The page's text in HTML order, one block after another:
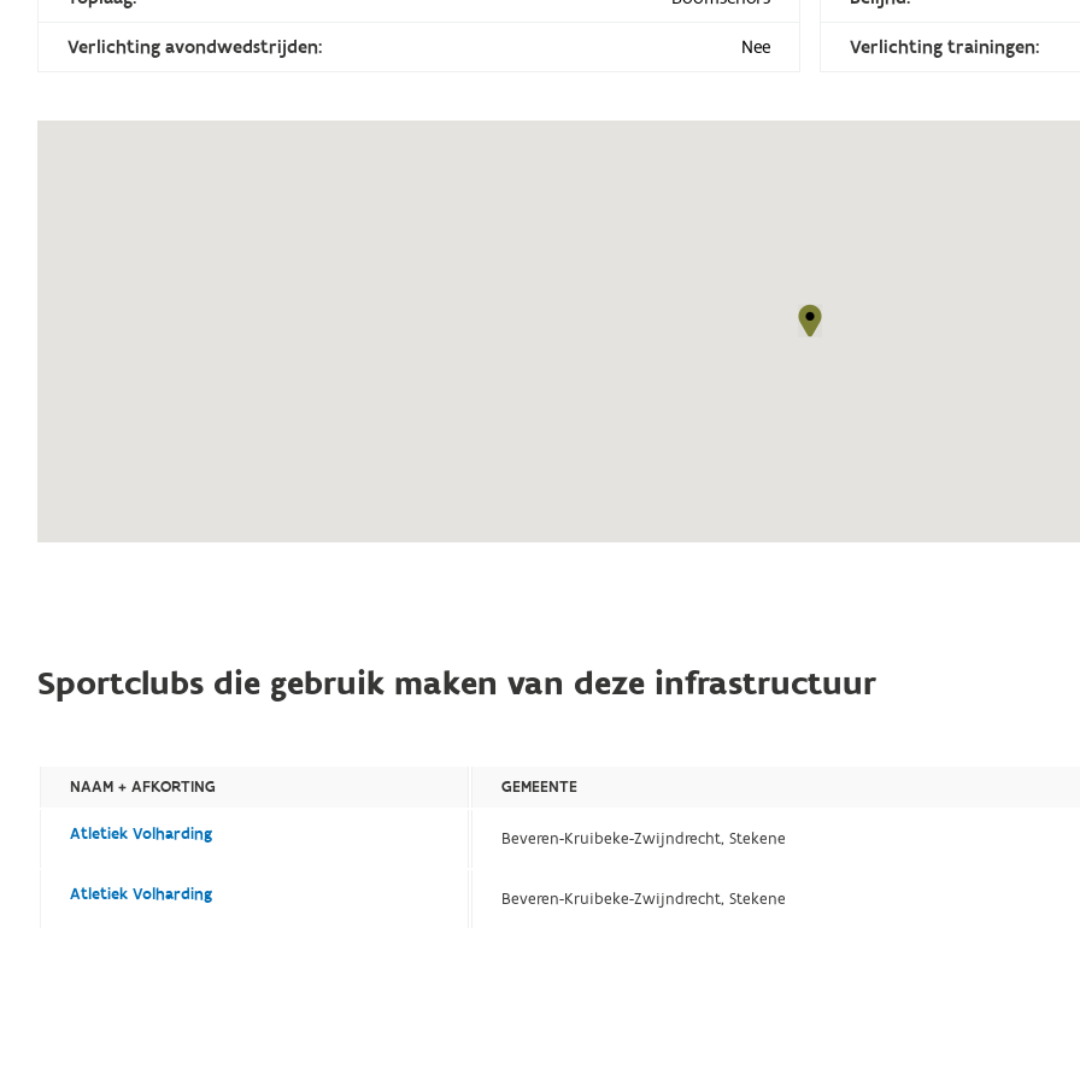
Verlichting avondwedstrijden: Nee Verlichting trainingen:
Sportclubs die gebruik maken van deze infrastructuur
NAAM + AFKORTING GEMEENTE
Atletiek Volharding Beveren-Kruibeke-Zwijndrecht, Stekene
Atletiek Volharding Beveren-Kruibeke-Zwijndrecht, Stekene